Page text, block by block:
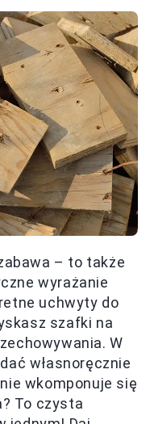
– to także
wyrażanie
uchwyty do
szafki na
W
własnoręcznie
wkomponuje się
To czysta